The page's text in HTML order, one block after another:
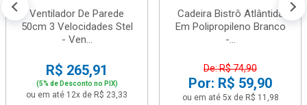
Ventilador De Parede
50cm 3 Velocidades Stel
- Ven...
R$ 265,91
(5% de Desconto no PIX)
ou em até 12x de R$ 23,33
Cadeira Bistrô Atlântida
Em Polipropileno Branco
-...
De: R$ 74,90
Por: R$ 59,90
ou em até 5x de R$ 11,98